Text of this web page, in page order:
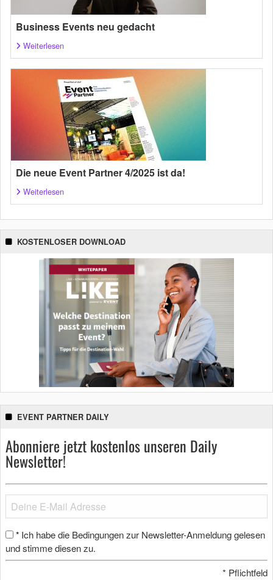
Business Events neu gedacht
Weiterlesen
Die neue Event Partner 4/2025 ist da!
Weiterlesen
KOSTENLOSER DOWNLOAD
EVENT PARTNER DAILY
Abonniere jetzt kostenlos unseren Daily
Newsletter!
* Ich habe die Bedingungen zur Newsletter-Anmeldung gelesen
und stimme diesen zu.
* Pflichtfeld